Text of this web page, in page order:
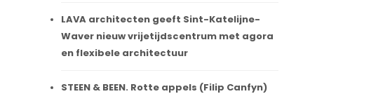
LAVA architecten geeft Sint-Katelijne-
Waver nieuw vrijetijdscentrum met agora
en flexibele architectuur
STEEN & BEEN. Rotte appels (Filip Canfyn)